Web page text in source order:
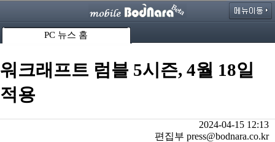
PC 뉴스 홈
워크래프트 럼블 5시즌, 4월 18일
적용
2024-04-15 12:13
편집부 press@bodnara.co.kr